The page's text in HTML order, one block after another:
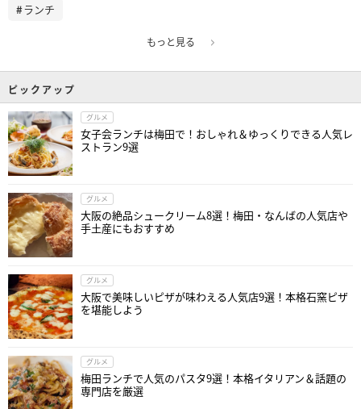
ランチ
もっと見る
ピックアップ
グルメ
女子会ランチは梅田で！おしゃれ＆ゆっくりできる人気レ
ストラン9選
グルメ
大阪の絶品シュークリーム8選！梅田・なんばの人気店や
手土産にもおすすめ
グルメ
大阪で美味しいピザが味わえる人気店9選！本格石窯ピザ
を堪能しよう
グルメ
梅田ランチで人気のパスタ9選！本格イタリアン＆話題の
専門店を厳選